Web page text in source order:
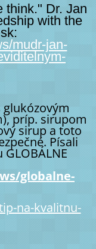
think." Dr. Jan
with the
mudr-jan-
príp. sirupom
sirup a toto
Písali
globalne-
na-kvalitnu-